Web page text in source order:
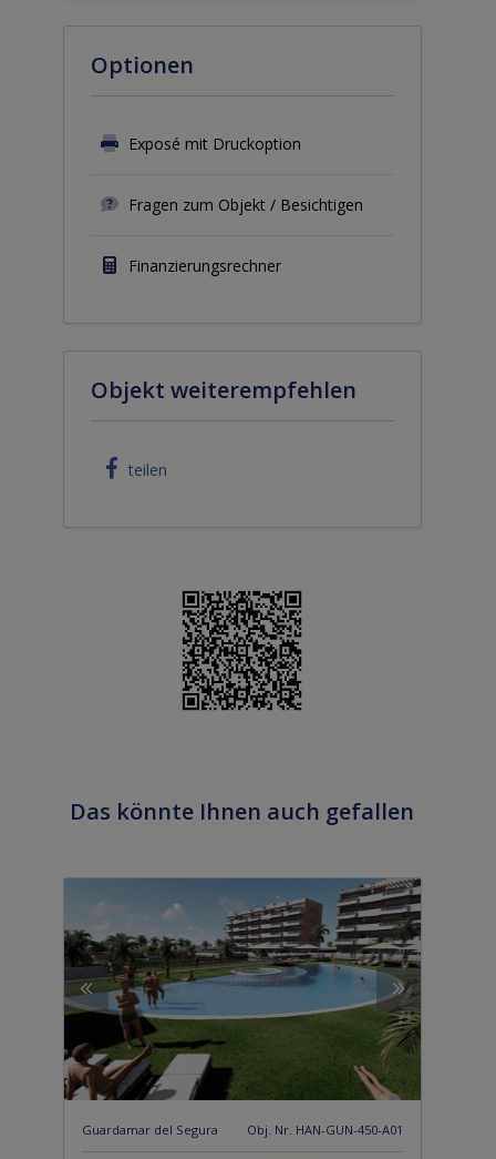
Optionen
Exposé mit Druckoption
Fragen zum Objekt / Besichtigen
Finanzierungsrechner
Objekt weiterempfehlen
teilen
Das könnte Ihnen auch gefallen
Guardamar del Segura Obj. Nr. HAN-GUN-450-A01